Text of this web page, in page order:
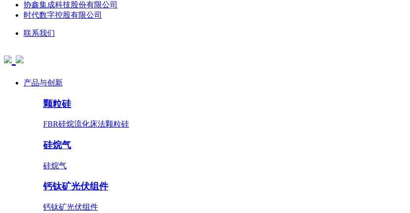
协鑫集成科技股份有限公司
时代数字控股有限公司
联系我们
产品与创新
颗粒硅
FBR硅烷流化床法颗粒硅
硅烷气
硅烷气
钙钛矿光伏组件
钙钛矿光伏组件